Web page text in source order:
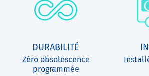
DURABILITÉ
Zéro obsolescence
programmée